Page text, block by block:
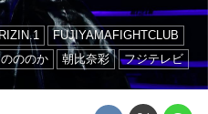
FUJIYAMAFIGHTCLUB
ののか 朝比奈彩 フジテレビ